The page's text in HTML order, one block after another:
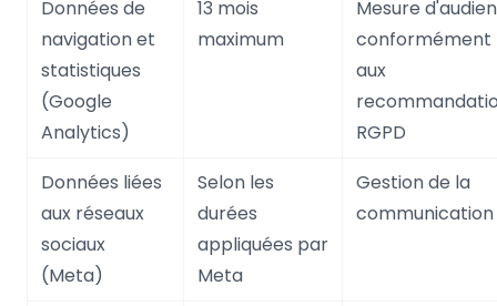
Données de
navigation et
statistiques
(Google
Analytics)
13 mois
maximum
Mesure
conformément
aux
RGPD
Données liées
aux réseaux
sociaux
(Meta)
Selon les
durées
appliquées par
Meta
Gestion de la
communication